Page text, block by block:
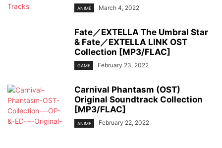
ANIME March 4, 2022
Fate／EXTELLA The Umbral Star
& Fate／EXTELLA LINK OST
Collection [MP3/FLAC]
GAME February 23, 2022
Carnival Phantasm (OST)
Original Soundtrack Collection
[MP3/FLAC]
ANIME February 22, 2022